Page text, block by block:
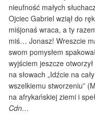
nieufność małych
Ojciec Gabriel wziął do
miśjonaś wraca, a ty
miś… Jonasz! Wreszcie
swom pomysłem
wyjściem jeszcze
na słowach „Idźcie na
wszelkiemu stworzeniu”
na afrykańskiej ziemi i
Cdn…